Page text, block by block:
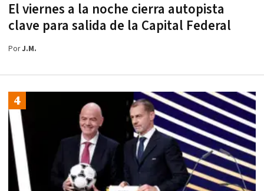
El viernes a la noche cierra autopista
clave para salida de la Capital Federal
PorJ.M.